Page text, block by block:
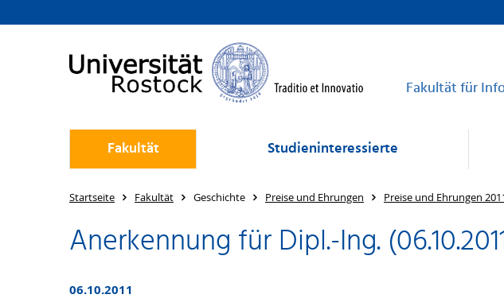
Fakultät für
Fakultät Studieninteressierte
Startseite Fakultät Geschichte Preise und Ehrungen Preise und Ehrungen
Anerkennung für Dipl.-Ing.
06.10.2011